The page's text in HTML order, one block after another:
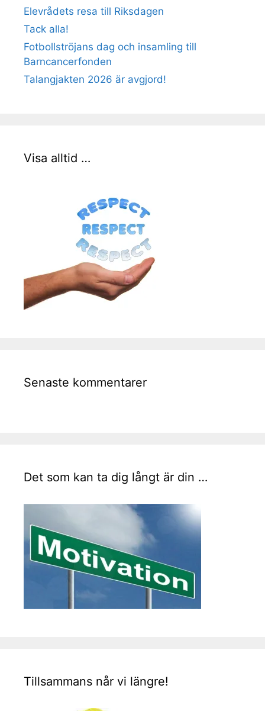
Elevrådets resa till Riksdagen
Tack alla!
Fotbollströjans dag och insamling till
Barncancerfonden
Talangjakten 2026 är avgjord!
Visa alltid …
Senaste kommentarer
Det som kan ta dig långt är din …
Tillsammans når vi längre!